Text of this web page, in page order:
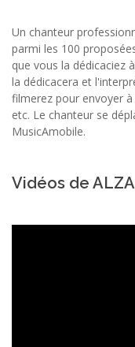
Un chanteur
parmi les 100
que vous la dédicaciez
la dédicacera et
filmerez pour envoyer
etc. Le chanteur se
MusicAmobile.
Vidéos de